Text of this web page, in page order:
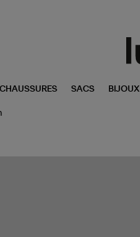
CHAUSSURES SACS BIJOUX